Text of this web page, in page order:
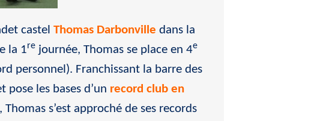
castel Thomas Darbonville dans la
la 1re journée, Thomas se place en 4e
personnel). Franchissant la barre des
les bases d’un record club en
s’est approché de ses records